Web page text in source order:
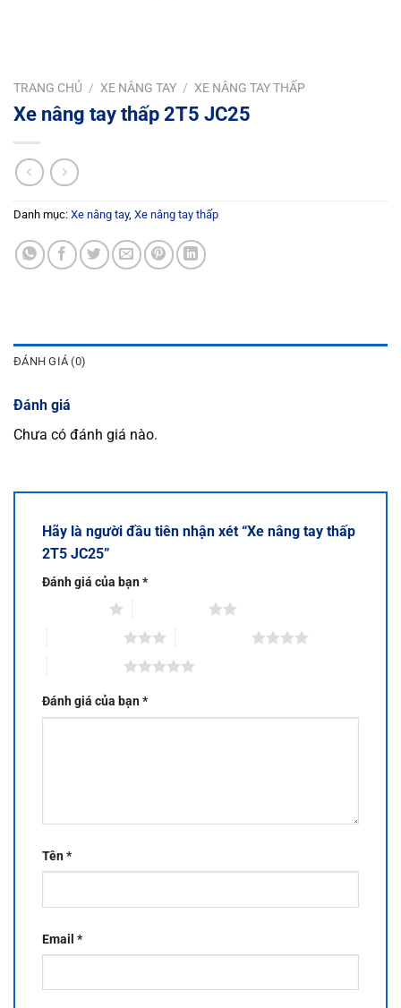
TRANG CHỦ / XE NÂNG TAY / XE NÂNG TAY THẤP
Xe nâng tay thấp 2T5 JC25
Danh mục: Xe nâng tay, Xe nâng tay thấp
ĐÁNH GIÁ (0)
Đánh giá
Chưa có đánh giá nào.
Hãy là người đầu tiên nhận xét “Xe nâng tay thấp
2T5 JC25”
Đánh giá của bạn*
Đánh giá của bạn*
Tên*
Email *